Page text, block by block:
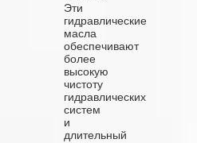
Эти
гидравлические
масла
обеспечивают
более
высокую
чистоту
гидравлических
систем
и
длительный